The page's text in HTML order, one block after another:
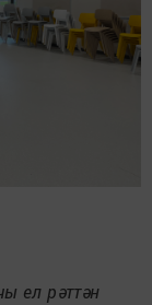
ел рәттән